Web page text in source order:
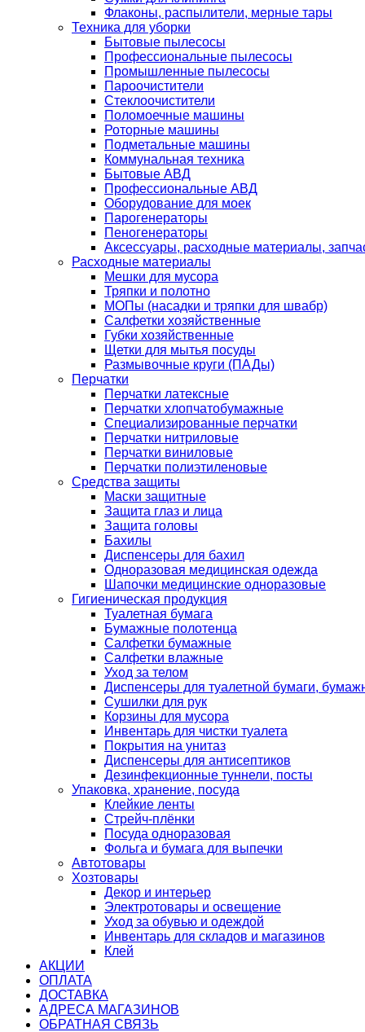
Флаконы, распылители, мерные тары
Техника для уборки
Бытовые пылесосы
Профессиональные пылесосы
Промышленные пылесосы
Пароочистители
Стеклоочистители
Поломоечные машины
Роторные машины
Подметальные машины
Коммунальная техника
Бытовые АВД
Профессиональные АВД
Оборудование для моек
Парогенераторы
Пеногенераторы
Аксессуары, расходные материалы,
Расходные материалы
Мешки для мусора
Тряпки и полотно
МОПы (насадки и тряпки для швабр)
Салфетки хозяйственные
Губки хозяйственные
Щетки для мытья посуды
Размывочные круги (ПАДы)
Перчатки
Перчатки латексные
Перчатки хлопчатобумажные
Специализированные перчатки
Перчатки нитриловые
Перчатки виниловые
Перчатки полиэтиленовые
Средства защиты
Маски защитные
Защита глаз и лица
Защита головы
Бахилы
Диспенсеры для бахил
Одноразовая медицинская одежда
Шапочки медицинские одноразовые
Гигиеническая продукция
Туалетная бумага
Бумажные полотенца
Салфетки бумажные
Салфетки влажные
Уход за телом
Диспенсеры для туалетной бумаги,
Сушилки для рук
Корзины для мусора
Инвентарь для чистки туалета
Покрытия на унитаз
Диспенсеры для антисептиков
Дезинфекционные туннели, посты
Упаковка, хранение, посуда
Клейкие ленты
Стрейч-плёнки
Посуда одноразовая
Фольга и бумага для выпечки
Автотовары
Хозтовары
Декор и интерьер
Электротовары и освещение
Уход за обувью и одеждой
Инвентарь для складов и магазинов
Клей
АКЦИИ
ОПЛАТА
ДОСТАВКА
АДРЕСА МАГАЗИНОВ
ОБРАТНАЯ СВЯЗЬ